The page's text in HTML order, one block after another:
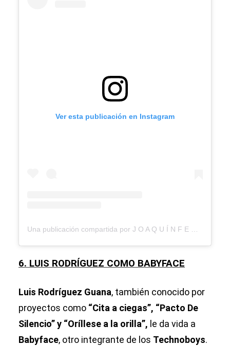
Ver esta publicación en Instagram
Una publicación compartida por J O A Q U Í N F E R R E I R A (@soyjoaquinf)
6. LUIS RODRÍGUEZ COMO BABYFACE
Luis Rodríguez Guana, también conocido por
proyectos como “Cita a ciegas”, “Pacto De
Silencio” y “Oríllese a la orilla”, le da vida a
Babyface, otro integrante de los Technoboys.